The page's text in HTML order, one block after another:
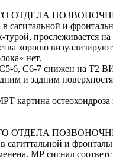
ОТДЕЛА
сагитальной и
прослеживается
хорошо
нет.
6, С6-7 снижен на Т2
и задним
картина
ОТДЕЛА
сагиттальной и
МР сигнал